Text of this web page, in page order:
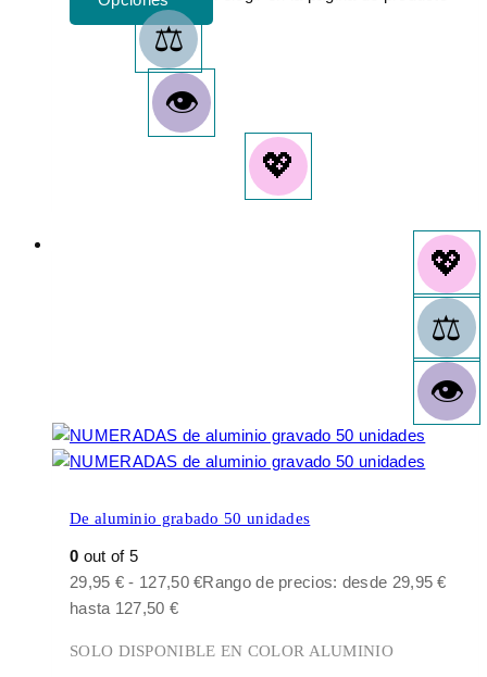
De aluminio grabado 50 unidades
0 out of 5
29,95 € - 127,50€Rango de precios: desde 29,95 €
hasta 127,50 €
SOLO DISPONIBLE EN COLOR ALUMINIO